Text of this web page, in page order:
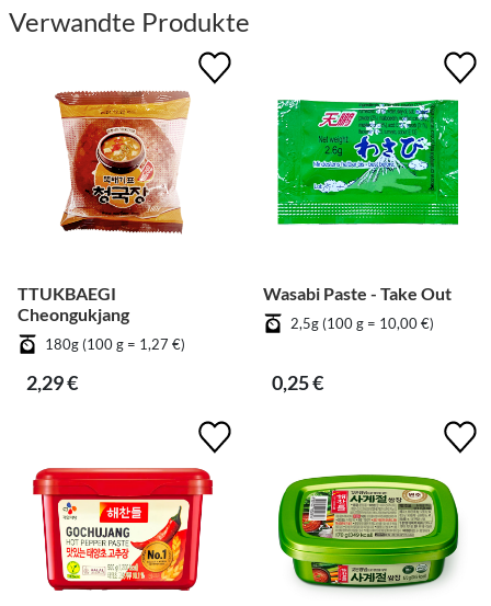
Verwandte Produkte
TTUKBAEGI
Cheongukjang
180g (100 g = 1,27 €)
2,29 €
Wasabi Paste - Take Out
2,5g (100 g = 10,00 €)
0,25 €